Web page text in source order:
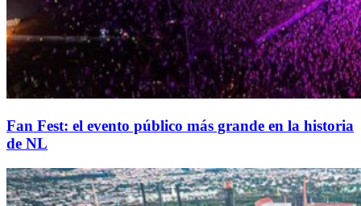
Fan Fest: el evento público más grande en la historia
de NL